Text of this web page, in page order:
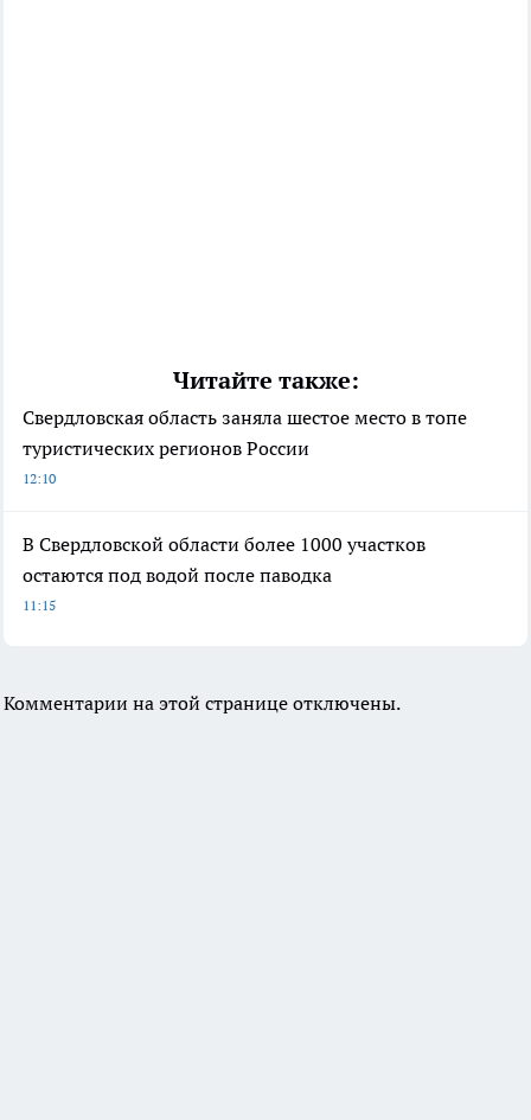
Читайте также:
Свердловская область заняла шестое место в топе
туристических регионов России
12:10
В Свердловской области более 1000 участков
остаются под водой после паводка
11:15
Комментарии на этой странице отключены.